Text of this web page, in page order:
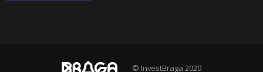
© InvestBraga 2020